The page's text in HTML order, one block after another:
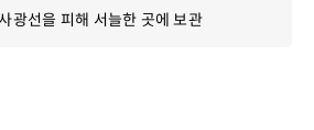
광선을 피해 서늘한 곳에 보관